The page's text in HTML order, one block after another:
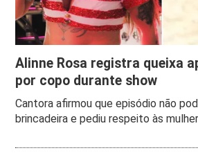
Alinne Rosa registra queixa
por copo durante show
Cantora afirmou que episódio não
brincadeira e pediu respeito às